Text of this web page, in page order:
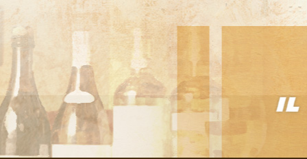
武蔵小杉の美味しいイタリアン
「イルヴェント」のブログ
武蔵小杉の美味しいイタリアン「イル
ヴェント」のブログ